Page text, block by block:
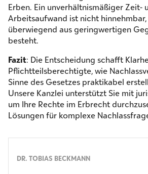
Erben. Ein unverhältnismäßiger Zeit-
Arbeitsaufwand ist nicht
überwiegend aus geringwertigen
besteht.
Fazit: Die Entscheidung schafft
Pflichtteilsberechtigte, wie
Sinne des Gesetzes praktikabel
Unsere Kanzlei unterstützt Sie mit
um Ihre Rechte im Erbrecht
Lösungen für komplexe
DR. TOBIAS BECKMANN